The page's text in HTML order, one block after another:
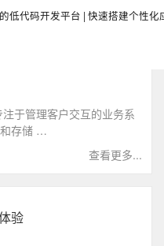
于管理客户交互的业务系
存储 …
查看更多...
验